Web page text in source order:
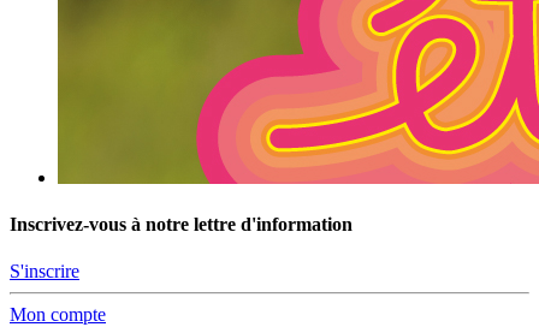
Inscrivez-vous à notre lettre d'information
S'inscrire
Mon compte